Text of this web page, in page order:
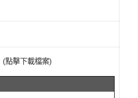
(點擊下載檔案)